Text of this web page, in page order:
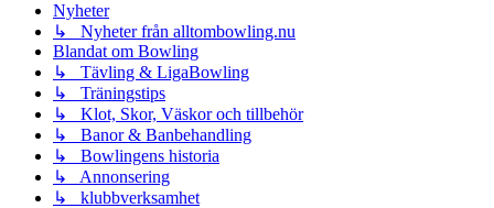
Nyheter
↳ Nyheter från alltombowling.nu
Blandat om Bowling
↳ Tävling & LigaBowling
↳ Träningstips
↳ Klot, Skor, Väskor och tillbehör
↳ Banor & Banbehandling
↳ Bowlingens historia
↳ Annonsering
↳ klubbverksamhet